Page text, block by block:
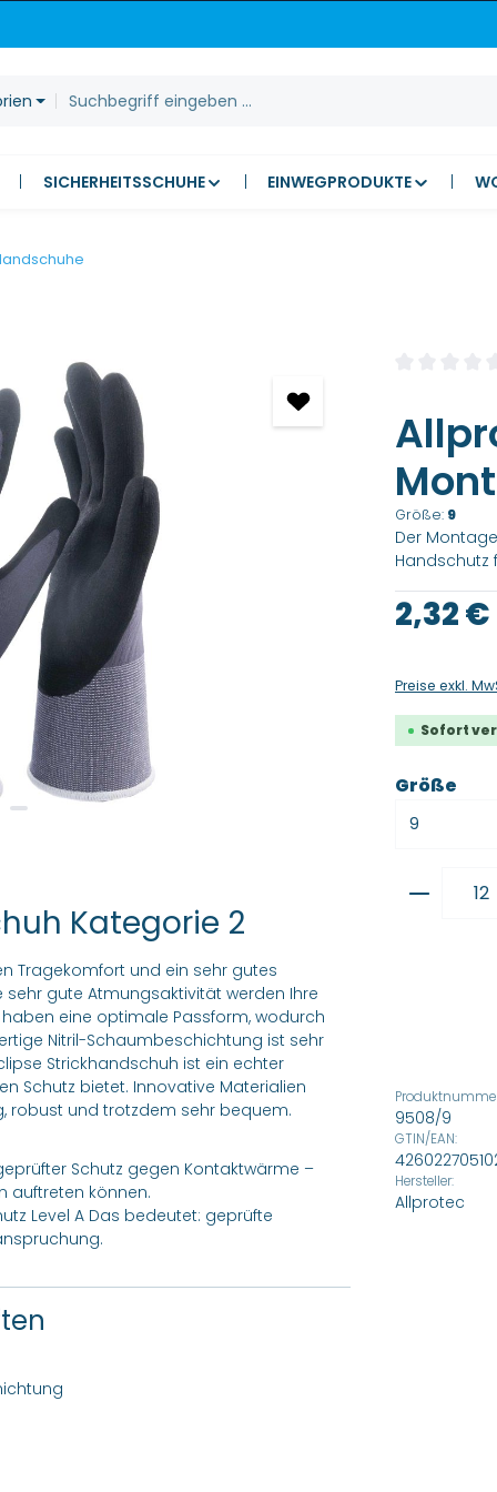
SICHERHEITSSCHUHE EINWEGPRODUKTE
Größe: 9
Der
Handschutz
Regulärer
2,32 €
Preise exkl.
Sofort
Größe
9508/9
GTIN/EAN:
Hersteller:
Allprotec
Kategorie 2
Tragekomfort und ein sehr gutes
gute Atmungsaktivität werden Ihre
eine optimale Passform, wodurch
Nitril-Schaumbeschichtung ist sehr
Strickhandschuh ist ein echter
Schutz bietet. Innovative Materialien
robust und trotzdem sehr bequem.
Schutz gegen Kontaktwärme –
auftreten können.
Level A Das bedeutet: geprüfte